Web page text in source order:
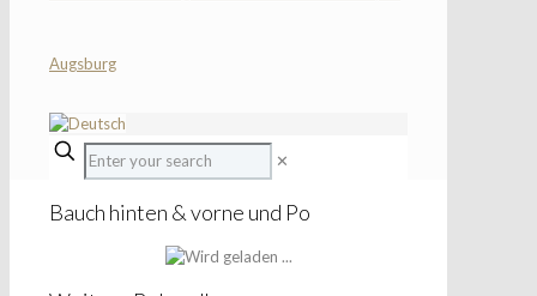
✕
Bauch hinten & vorne und Po